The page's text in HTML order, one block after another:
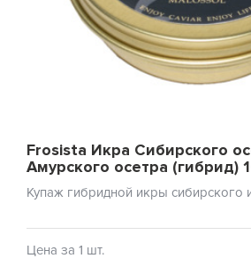
Frosista Икра Сибирского
Амурского осетра (гибрид)
Купаж гибридной икры сибирского
Цена за 1 шт.